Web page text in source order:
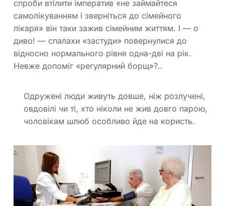
спроби втілити імператив «не займайтеся
самолікуванням і зверніться до сімейного
лікаря» він таки зажив сімейним життям. І — о
диво! — спалахи «застуди» повернулися до
відносно нормального рівня одна-дві на рік.
Невже допоміг «регулярний борщ»?..
Одружені люди живуть довше, ніж розлучені,
овдовілі чи ті, хто ніколи не жив довго парою,
чоловікам шлюб особливо йде на користь.